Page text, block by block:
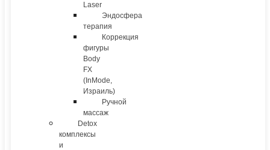
Laser
Эндосфера
терапия
Коррекция
фигуры
Body
FX
(InMode,
Израиль)
Ручной
массаж
Detox
комплексы
и